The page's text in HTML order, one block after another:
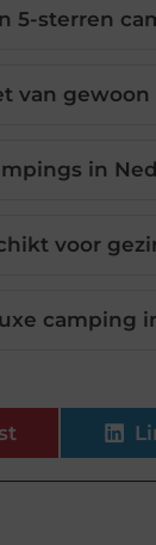
5-sterren
van gewoon
in
voor
camping